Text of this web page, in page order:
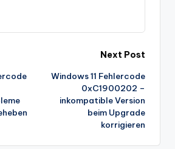
Next Post
Windows 11 Fehlercode
0xC1900202 –
inkompatible Version
beim Upgrade
korrigieren